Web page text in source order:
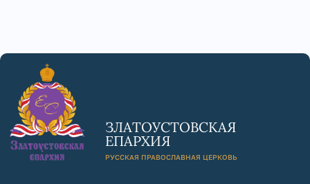
ЗЛАТОУСТОВСКАЯ
ЕПАРХИЯ
РУССКАЯ ПРАВОСЛАВНАЯ ЦЕРКОВЬ